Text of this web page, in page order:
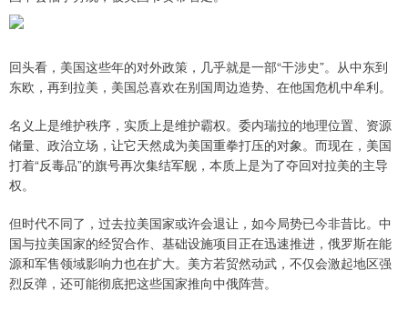
回头看，美国这些年的对外政策，几乎就是一部“干涉史”。从中东到
东欧，再到拉美，美国总喜欢在别国周边造势、在他国危机中牟利。
名义上是维护秩序，实质上是维护霸权。委内瑞拉的地理位置、资源
储量、政治立场，让它天然成为美国重拳打压的对象。而现在，美国
打着“反毒品”的旗号再次集结军舰，本质上是为了夺回对拉美的主导
权。
但时代不同了，过去拉美国家或许会退让，如今局势已今非昔比。中
国与拉美国家的经贸合作、基础设施项目正在迅速推进，俄罗斯在能
源和军售领域影响力也在扩大。美方若贸然动武，不仅会激起地区强
烈反弹，还可能彻底把这些国家推向中俄阵营。